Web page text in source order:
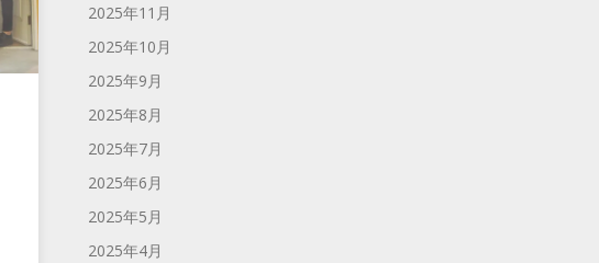
2025年11月
2025年10月
2025年9月
2025年8月
2025年7月
2025年6月
2025年5月
2025年4月